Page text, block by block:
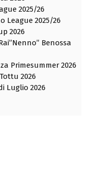
2025/26
League 2025/26
2026
Benossa
Primesummer 2026
2026
Luglio 2026